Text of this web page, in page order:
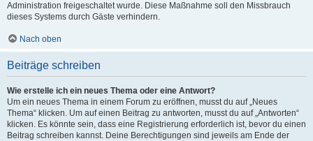
Administration freigeschaltet wurde. Diese Maßnahme soll den Missbrauch
dieses Systems durch Gäste verhindern.
Nach oben
Beiträge schreiben
Wie erstelle ich ein neues Thema oder eine Antwort?
Um ein neues Thema in einem Forum zu eröffnen, musst du auf „Neues
Thema“ klicken. Um auf einen Beitrag zu antworten, musst du auf „Antworten“
klicken. Es könnte sein, dass eine Registrierung erforderlich ist, bevor du einen
Beitrag schreiben kannst. Deine Berechtigungen sind jeweils am Ende der